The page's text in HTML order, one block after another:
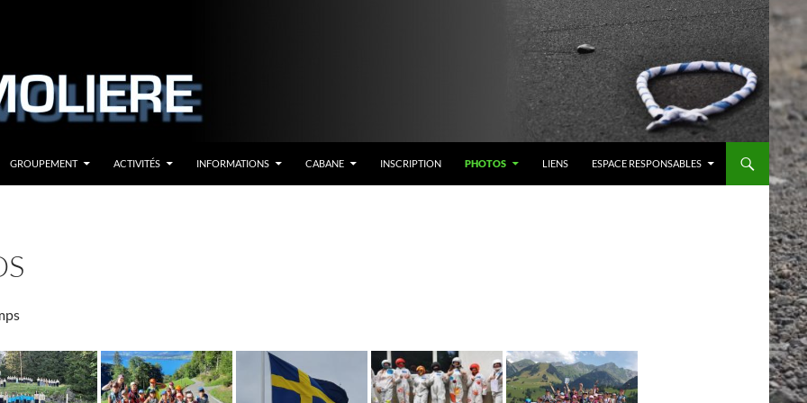
GROUPEMENT ACTIVITÉS INFORMATIONS CABANE INSCRIPTION PHOTOS LIENS ESPACE RESPONSABLES